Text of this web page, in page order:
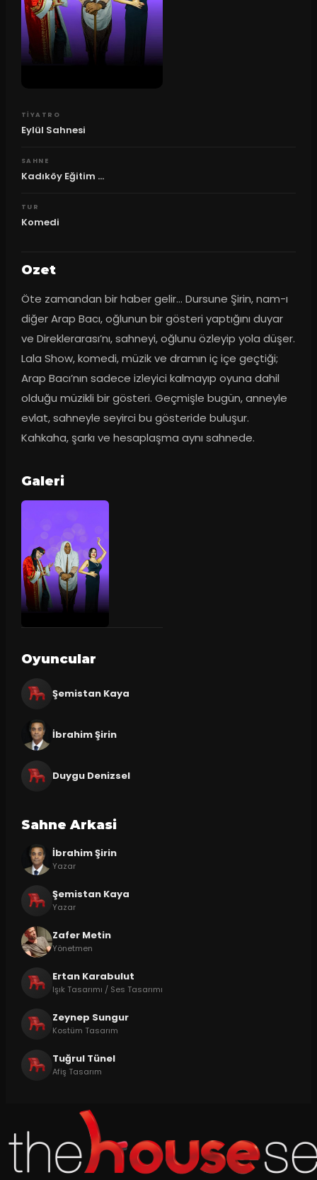
TIYATRO
Eylül Sahnesi
SAHNE
Kadıköy Eğitim ...
TUR
Komedi
Ozet
Öte zamandan bir haber gelir… Dursune Şirin, nam-ı
diğer Arap Bacı, oğlunun bir gösteri yaptığını duyar
ve Direklerarası’nı, sahneyi, oğlunu özleyip yola düşer.
Lala Show, komedi, müzik ve dramın iç içe geçtiği;
Arap Bacı’nın sadece izleyici kalmayıp oyuna dahil
olduğu müzikli bir gösteri. Geçmişle bugün, anneyle
evlat, sahneyle seyirci bu gösteride buluşur.
Kahkaha, şarkı ve hesaplaşma aynı sahnede.
Galeri
Oyuncular
Şemistan Kaya
İbrahim Şirin
Duygu Denizsel
Sahne Arkasi
İbrahim Şirin
Yazar
Şemistan Kaya
Yazar
Zafer Metin
Yönetmen
Ertan Karabulut
Işık Tasarımı / Ses Tasarımı
Zeynep Sungur
Kostüm Tasarım
Tuğrul Tünel
Afiş Tasarım